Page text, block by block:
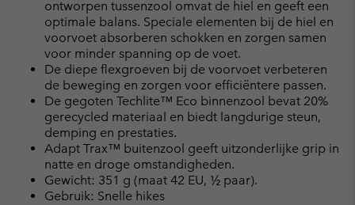
ontworpen tussenzool omvat de hiel en geeft een
optimale balans. Speciale elementen bij de hiel en
voorvoet absorberen schokken en zorgen samen
voor minder spanning op de voet.
De diepe flexgroeven bij de voorvoet verbeteren
de beweging en zorgen voor efficiëntere passen.
De gegoten Techlite™ Eco binnenzool bevat 20%
gerecycled materiaal en biedt langdurige steun,
demping en prestaties.
Adapt Trax™ buitenzool geeft uitzonderlijke grip in
natte en droge omstandigheden.
Gewicht: 351 g (maat 42 EU, ½ paar).
Gebruik: Snelle hikes